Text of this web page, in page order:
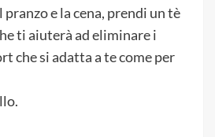
e la cena, prendi un tè
ti aiuterà ad eliminare i
che si adatta a te come per